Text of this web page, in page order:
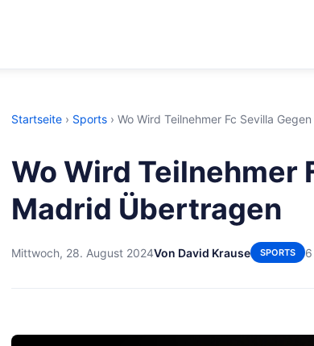
Startseite › Sports › Wo Wird Teilnehmer Fc Sevilla
Wo Wird Teilnehmer
Madrid Übertragen
Mittwoch, 28. August 2024Von David Krause SPORTS